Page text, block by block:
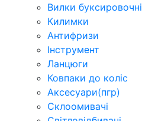
Вилки буксировочні
Килимки
Антифризи
Інструмент
Ланцюги
Ковпаки до коліс
Аксесуари(пгр)
Склоомивачі